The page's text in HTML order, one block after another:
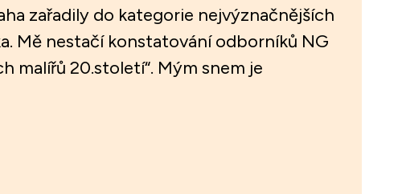
zařadily do kategorie nejvýznačnějších
Mě nestačí konstatování odborníků NG
malířů 20.století“. Mým snem je